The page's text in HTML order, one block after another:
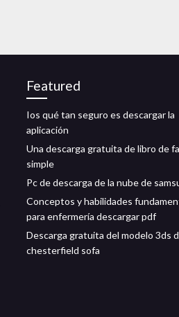
Featured
Ios qué tan seguro es descargar la
aplicación
Una descarga gratuita de libro de
simple
Pc de descarga de la nube de
Conceptos y habilidades
para enfermería descargar pdf
Descarga gratuita del modelo 3ds
chesterfield sofa